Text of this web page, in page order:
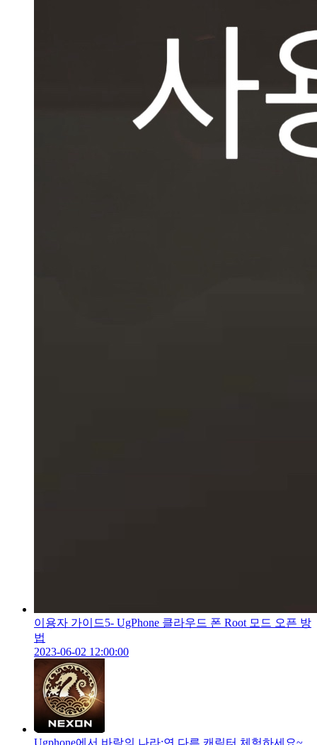
이용자 가이드5- UgPhone 클라우드 폰 Root 모드 오픈 방
법
2023-06-02 12:00:00
Ugphone에서 바람의 나라:연 다른 캐릭터 체험하세요~